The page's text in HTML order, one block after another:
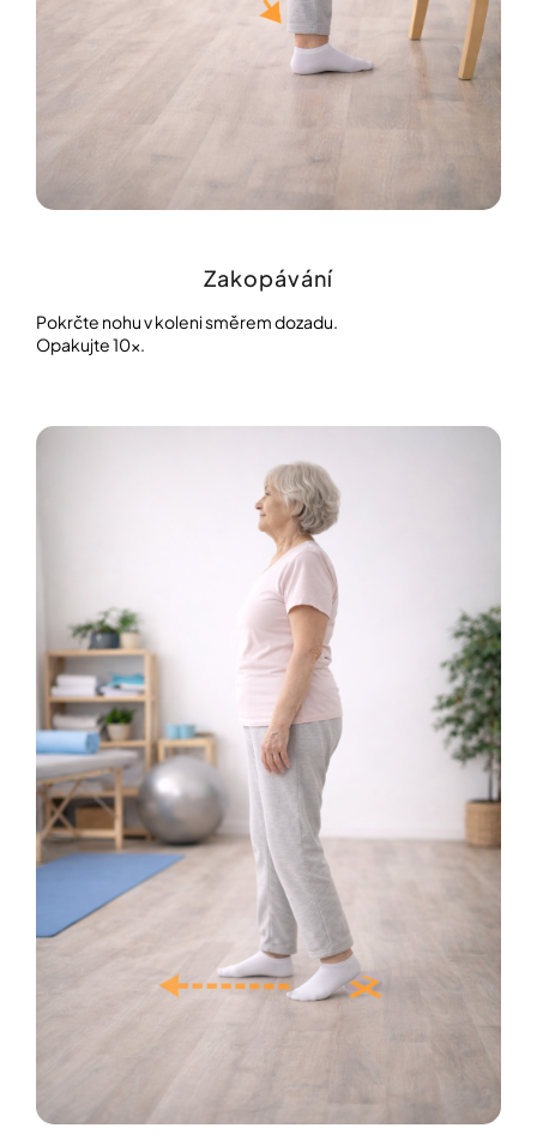
Zakopávání
Pokrčte nohu v koleni směrem dozadu.
Opakujte 10×.